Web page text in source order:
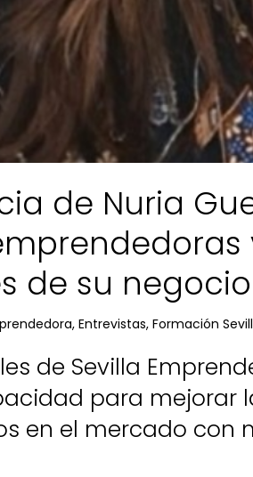
de Nuria
de su negocio
, Entrevistas, Formación
de Sevilla
para mejorar
en el mercado con